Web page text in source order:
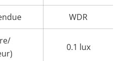
WDR
0.1 lux